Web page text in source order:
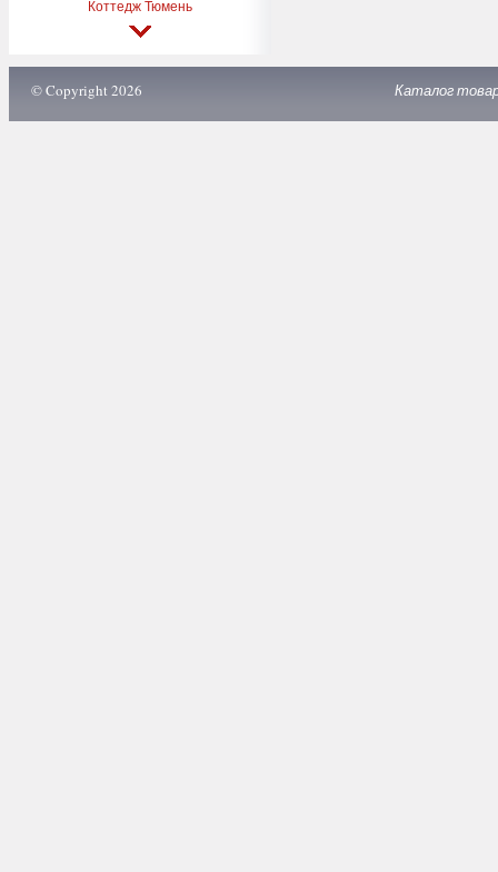
Коттедж Тюмень
© Copyright 2026 Каталог